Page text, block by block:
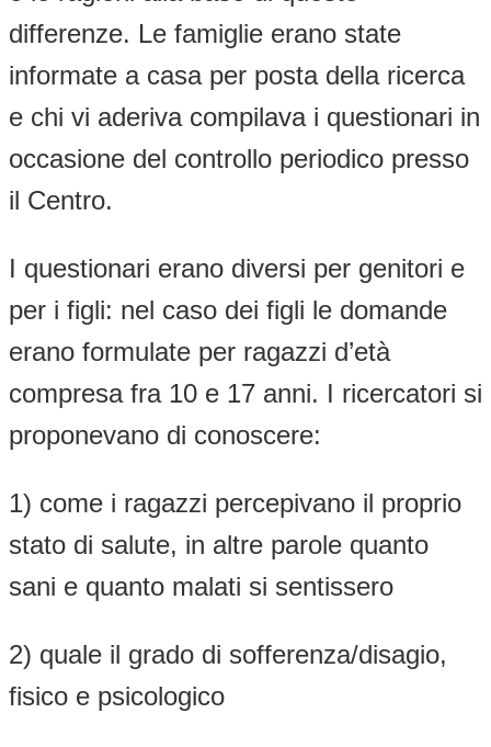
differenze. Le famiglie erano state
informate a casa per posta della ricerca
e chi vi aderiva compilava i questionari in
occasione del controllo periodico presso
il Centro.
I questionari erano diversi per genitori e
per i figli: nel caso dei figli le domande
erano formulate per ragazzi d’età
compresa fra 10 e 17 anni. I ricercatori si
proponevano di conoscere:
1) come i ragazzi percepivano il proprio
stato di salute, in altre parole quanto
sani e quanto malati si sentissero
2) quale il grado di sofferenza/disagio,
fisico e psicologico